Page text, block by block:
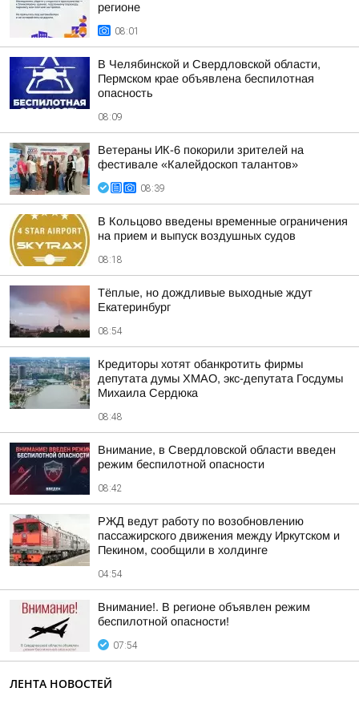
регионе
08:01
В Челябинской и Свердловской области,
Пермском крае объявлена беспилотная
опасность
08:09
Ветераны ИК-6 покорили зрителей на
фестивале «Калейдоскоп талантов»
08:39
В Кольцово введены временные ограничения
на прием и выпуск воздушных судов
08:18
Тёплые, но дождливые выходные ждут
Екатеринбург
08:54
Кредиторы хотят обанкротить фирмы
депутата думы ХМАО, экс-депутата Госдумы
Михаила Сердюка
08:48
Внимание, в Свердловской области введен
режим беспилотной опасности
08:42
РЖД ведут работу по возобновлению
пассажирского движения между Иркутском и
Пекином, сообщили в холдинге
04:54
Внимание!. В регионе объявлен режим
беспилотной опасности!
07:54
ЛЕНТА НОВОСТЕЙ